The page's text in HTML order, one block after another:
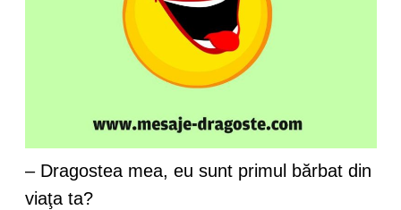
– Dragostea mea, eu sunt primul bărbat din
viaţa ta?